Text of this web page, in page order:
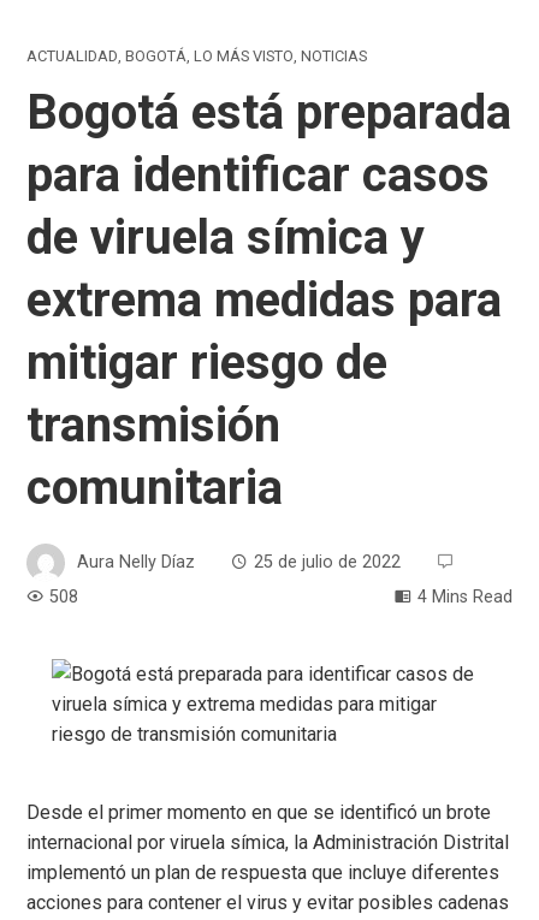
ACTUALIDAD,BOGOTÁ,LO MÁS VISTO,NOTICIAS
Bogotá está preparada
para identificar casos
de viruela símica y
extrema medidas para
mitigar riesgo de
transmisión
comunitaria
Aura Nelly Díaz
25 de julio de 2022
508
4 Mins Read
Desde el primer momento en que se identificó un brote
internacional por viruela símica, la Administración Distrital
implementó un plan de respuesta que incluye diferentes
acciones para contener el virus y evitar posibles cadenas